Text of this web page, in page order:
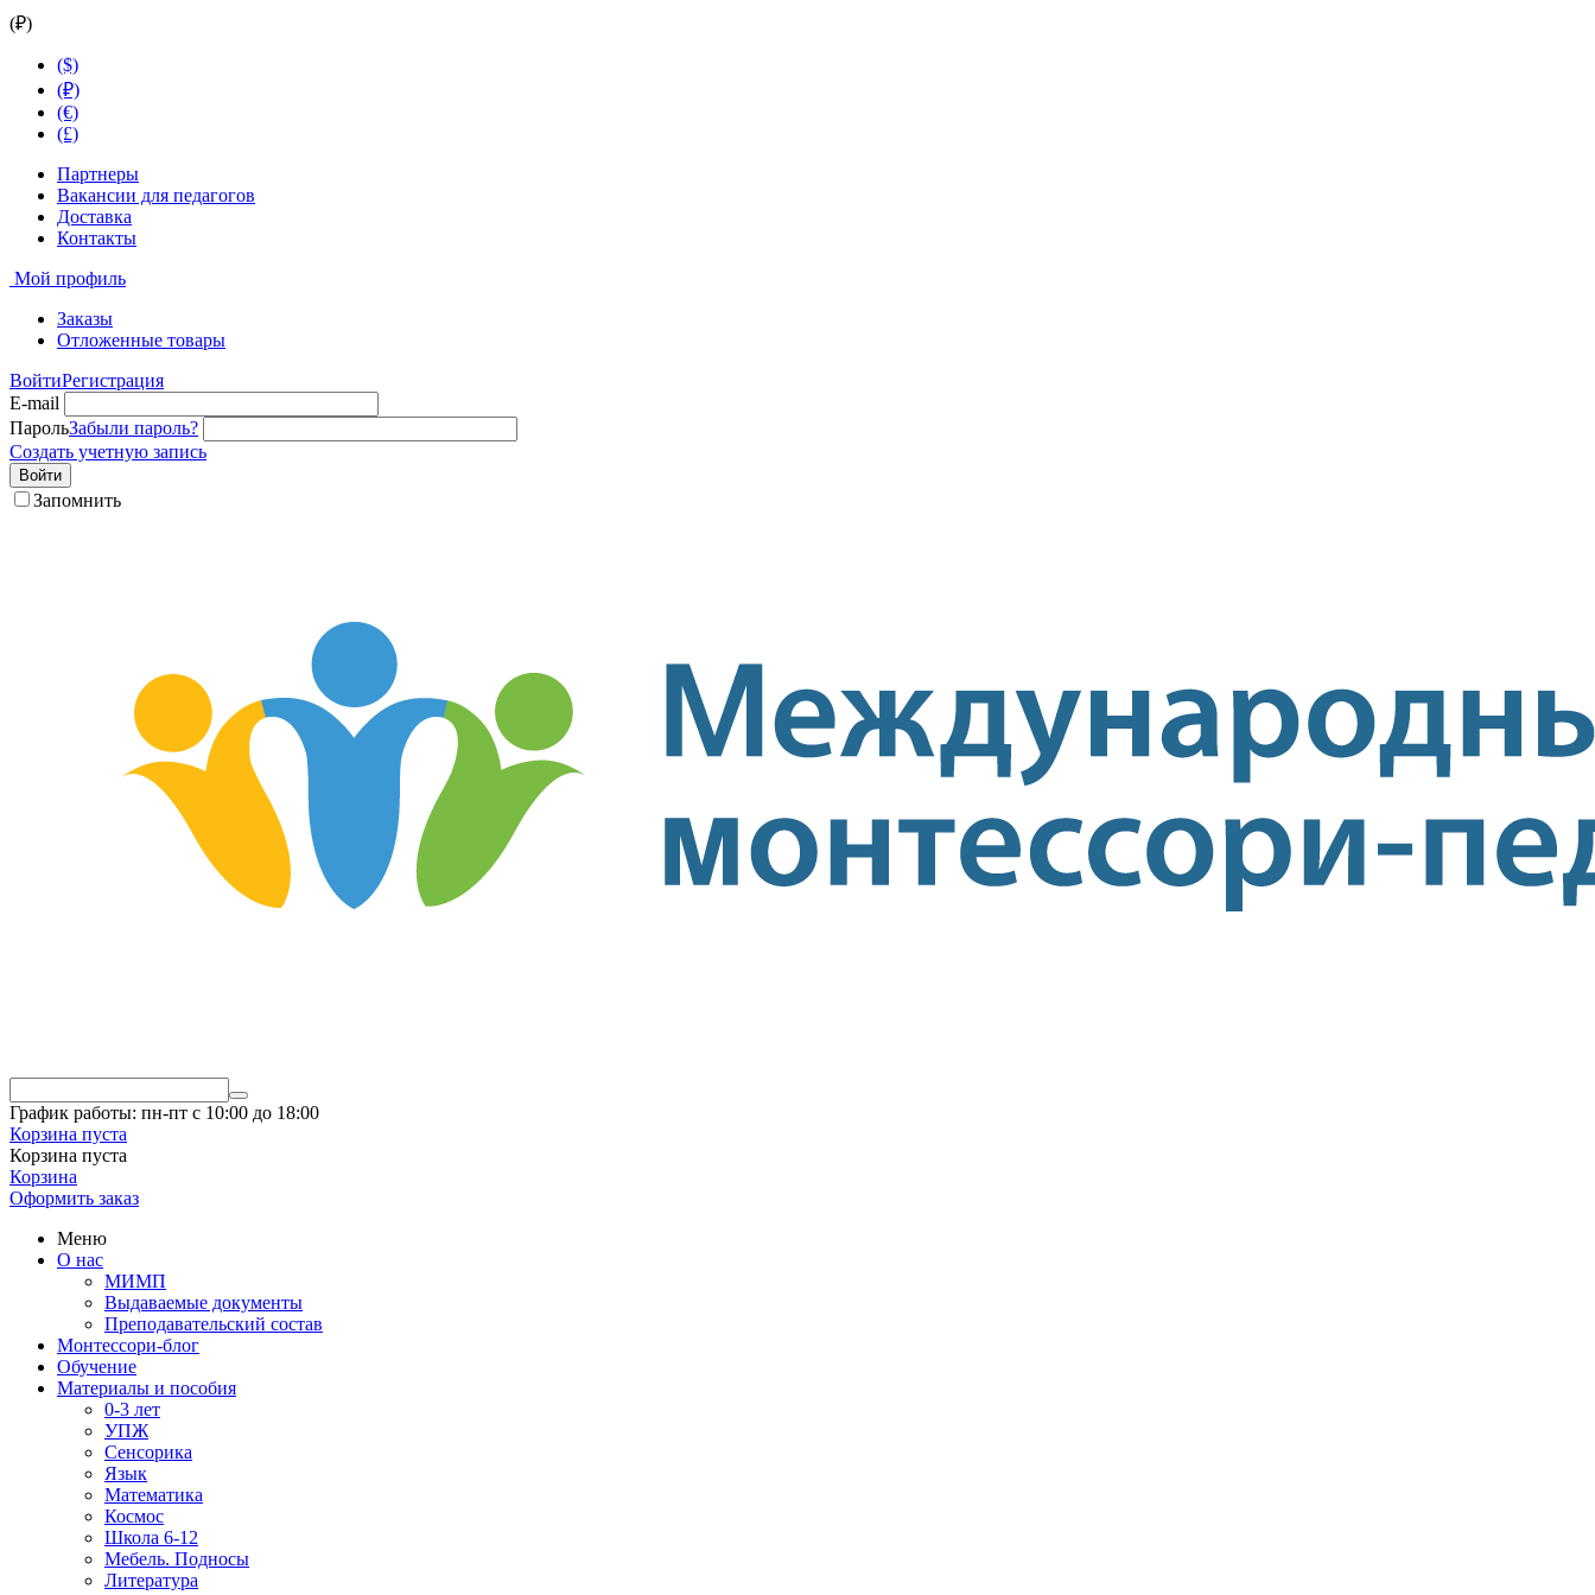
(₽)
($)
(₽)
(€)
(£)
Партнеры
Вакансии для педагогов
Доставка
Контакты
Мой профиль
Заказы
Отложенные товары
ВойтиРегистрация
E-mail
ПарольЗабыли пароль?
Создать учетную запись
Войти
Запомнить
График работы: пн-пт с 10:00 до 18:00
Корзина пуста
Корзина пуста
Корзина
Оформить заказ
Меню
О нас
МИМП
Выдаваемые документы
Преподавательский состав
Монтессори-блог
Обучение
Материалы и пособия
0-3 лет
УПЖ
Сенсорика
Язык
Математика
Космос
Школа 6-12
Мебель. Подносы
Литература